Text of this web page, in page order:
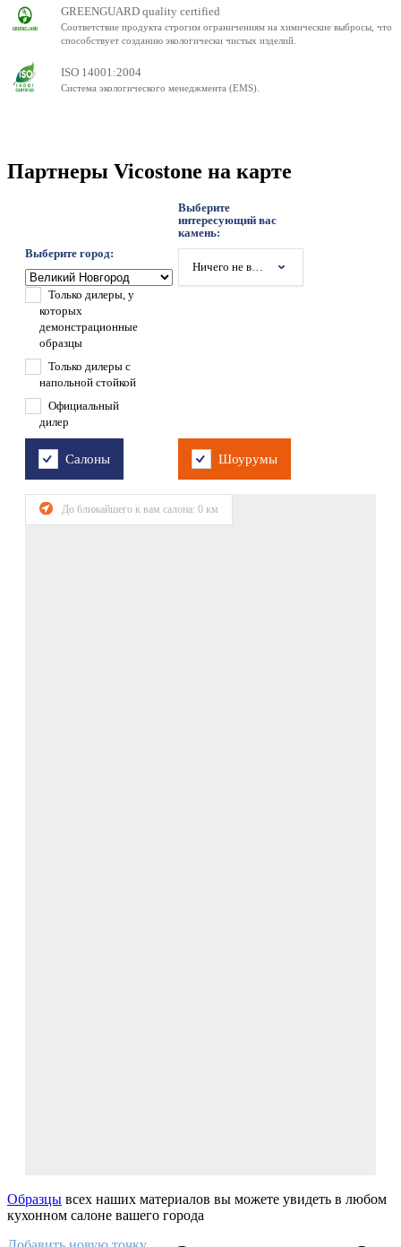
GREENGUARD quality certified
Соответствие продукта строгим ограничениям на химические выбросы, что
способствует созданию экологически чистых изделий.
ISO 14001:2004
Система экологического менеджмента (EMS).
Партнеры Vicostone на карте
Выберите город:
Выберите
интересующий вас
камень:
Ничего не выбрано
Только дилеры, у
которых
демонстрационные
образцы
Только дилеры с
напольной стойкой
Официальный
дилер
Салоны Шоурумы
До ближайшего к вам салона: 0 км
Образцы всех наших материалов вы можете увидеть в любом
кухонном салоне вашего города